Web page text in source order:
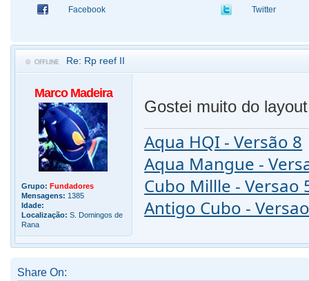
Facebook Twitter
Re: Rp reef II
Marco Madeira
Grupo: Fundadores
Mensagens: 1385
Idade:
Localização: S. Domingos de
Rana
Gostei muito do
Aqua HQI - Versão 8
Aqua Mangue -
Cubo Millle - Versao
Antigo Cubo -
Share On: